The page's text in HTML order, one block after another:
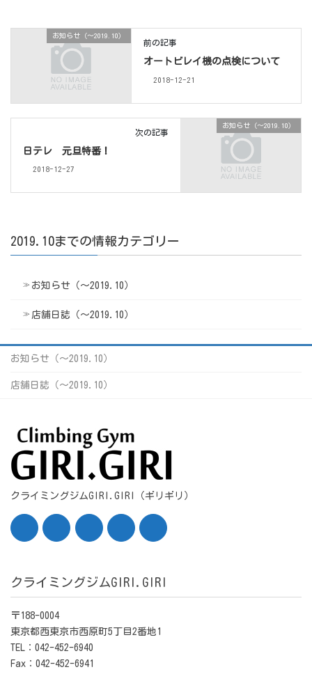
お知らせ（〜2019.10）
前の記事
オートビレイ機の点検について
2018-12-21
お知らせ（〜2019.10）
次の記事
日テレ 元旦特番！
2018-12-27
2019.10までの情報カテゴリー
お知らせ（〜2019.10）
店舗日誌（〜2019.10）
お知らせ（〜2019.10）
店舗日誌（〜2019.10）
クライミングジムGIRI.GIRI（ギリギリ）
クライミングジムGIRI.GIRI
〒188-0004
東京都西東京市西原町5丁目2番地1
TEL：042-452-6940
Fax：042-452-6941